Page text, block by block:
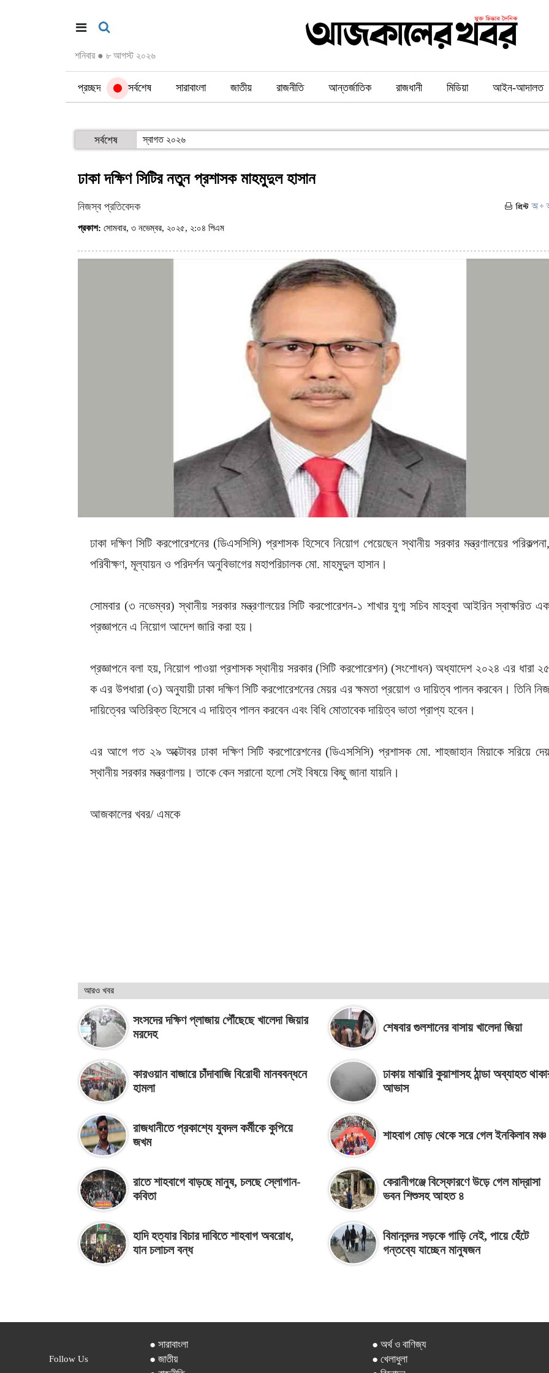
শনিবার ● ৮ আগস্ট ২০২৬
প্রচ্ছদ সর্বশেষ সারাবাংলা জাতীয় রাজনীতি আন্তর্জাতিক রাজধানী মিডিয়া আইন-আদালত
সর্বশেষ স্বাগত ২০২৬
ঢাকা দক্ষিণ সিটির নতুন প্রশাসক মাহমুদুল হাসান
নিজস্ব প্রতিবেদক
প্রকাশ: সোমবার, ৩ নভেম্বর, ২০২৫, ২:০৪ পিএম
ঢাকা দক্ষিণ সিটি করপোরেশনের (ডিএসসিসি) প্রশাসক হিসেবে নিয়োগ পেয়েছেন স্থানীয় সরকার মন্ত্রণালয়ের পরিকল্পনা,
পরিবীক্ষণ, মূল্যায়ন ও পরিদর্শন অনুবিভাগের মহাপরিচালক মো. মাহমুদুল হাসান।
সোমবার (৩ নভেম্বর) স্থানীয় সরকার মন্ত্রণালয়ের সিটি করপোরেশন-১ শাখার যুগ্ম সচিব মাহবুবা আইরিন স্বাক্ষরিত এক
প্রজ্ঞাপনে এ নিয়োগ আদেশ জারি করা হয়।
প্রজ্ঞাপনে বলা হয়, নিয়োগ পাওয়া প্রশাসক স্থানীয় সরকার (সিটি করপোরেশন) (সংশোধন) অধ্যাদেশ ২০২৪ এর ধারা ২৫
ক এর উপধারা (৩) অনুযায়ী ঢাকা দক্ষিণ সিটি করপোরেশনের মেয়র এর ক্ষমতা প্রয়োগ ও দায়িত্ব পালন করবেন। তিনি নিজ
দায়িত্বের অতিরিক্ত হিসেবে এ দায়িত্ব পালন করবেন এবং বিধি মোতাবেক দায়িত্ব ভাতা প্রাপ্য হবেন।
এর আগে গত ২৯ অক্টোবর ঢাকা দক্ষিণ সিটি করপোরেশনের (ডিএসসিসি) প্রশাসক মো. শাহজাহান মিয়াকে সরিয়ে দেয়
স্থানীয় সরকার মন্ত্রণালয়। তাকে কেন সরানো হলো সেই বিষয়ে কিছু জানা যায়নি।
আজকালের খবর/ এমকে
আরও খবর
সংসদের দক্ষিণ প্লাজায় পৌঁছেছে খালেদা জিয়ার
মরদেহ
শেষবার গুলশানের বাসায় খালেদা জিয়া
কারওয়ান বাজারে চাঁদাবাজি বিরোধী মানববন্ধনে
হামলা
ঢাকায় মাঝারি কুয়াশাসহ ঠান্ডা অব্যাহত
আভাস
রাজধানীতে প্রকাশ্যে যুবদল কর্মীকে কুপিয়ে
জখম
শাহবাগ মোড় থেকে সরে গেল ইনকিলাব মঞ্চ
রাতে শাহবাগে বাড়ছে মানুষ, চলছে স্লোগান-
কবিতা
কেরানীগঞ্জে বিস্ফোরণে উড়ে গেল মাদ্রাসা
ভবন শিশুসহ আহত ৪
হাদি হত্যার বিচার দাবিতে শাহবাগ অবরোধ,
যান চলাচল বন্ধ
বিমানবন্দর সড়কে গাড়ি নেই, পায়ে হেঁটে
গন্তব্যে যাচ্ছেন মানুষজন
Follow Us
● সারাবাংলা
● জাতীয়
● অর্থ ও বাণিজ্য
● খেলাধুলা